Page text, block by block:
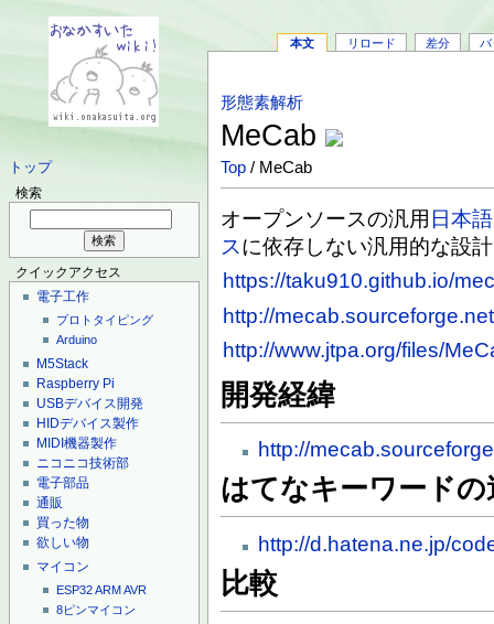
トップ
検索
クイックアクセス
電子工作
プロトタイピング
Arduino
M5Stack
Raspberry Pi
USBデバイス開発
HIDデバイス製作
MIDI機器製作
ニコニコ技術部
電子部品
通販
買った物
欲しい物
マイコン
ESP32ARMAVR
8ピンマイコン
本文 リロード 差分 バ
形態素解析
MeCab
Top / MeCab
オープンソースの汎用 日本語
スに依存しない汎用的な設
https://taku910.github.io/
http://
http://www.jtpa.org/files/
開発経緯
http://
はてなキーワードの
http://d.hatena.ne.jp/
比較